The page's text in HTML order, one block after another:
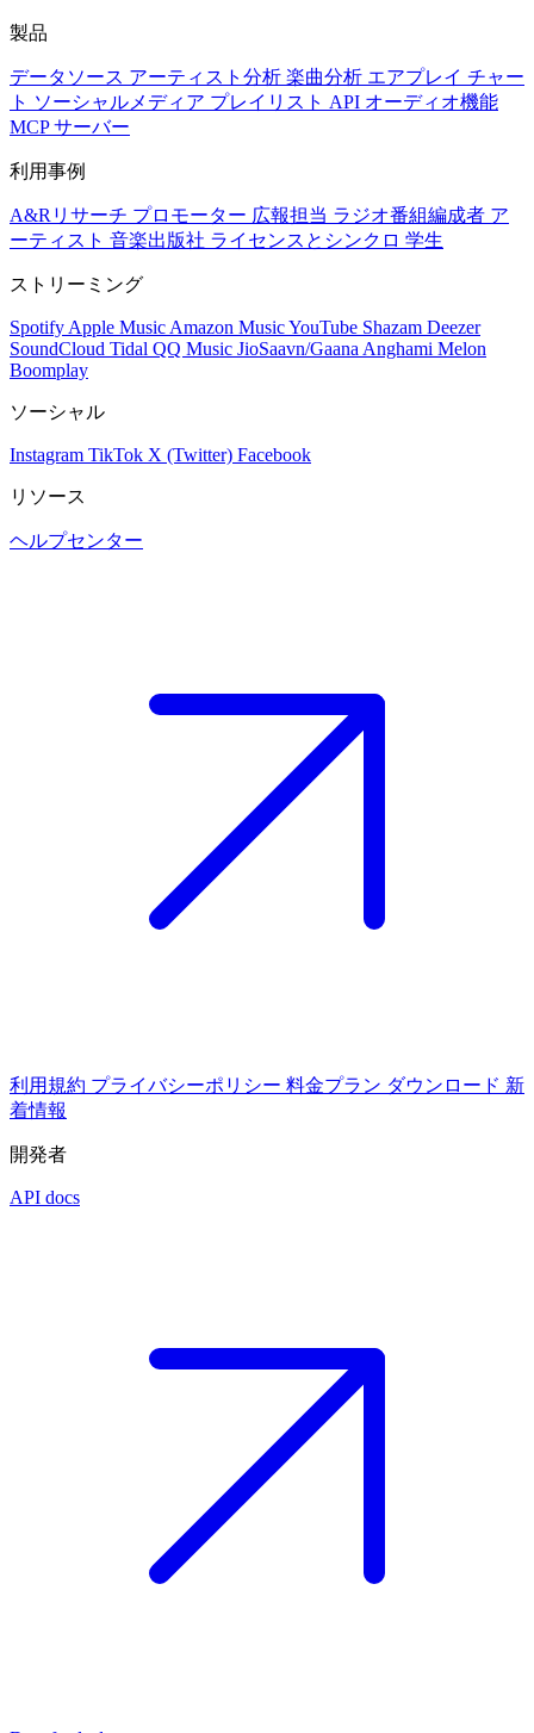
製品
データソース アーティスト分析 楽曲分析 エアプレイ チャー
ト ソーシャルメディア プレイリスト API オーディオ機能
MCP サーバー
利用事例
A&Rリサーチ プロモーター 広報担当 ラジオ番組編成者 ア
ーティスト 音楽出版社 ライセンスとシンクロ 学生
ストリーミング
Spotify Apple Music Amazon MusicYouTube Shazam Deezer
SoundCloud Tidal QQ Music JioSaavn/Gaana Anghami Melon
Boomplay
ソーシャル
Instagram TikTok X (Twitter) Facebook
リソース
ヘルプセンター
利用規約 プライバシーポリシー 料金プラン ダウンロード 新
着情報
開発者
API docs